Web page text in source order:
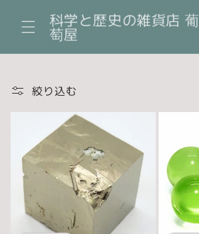
ンツに
進む
科学と歴史の雑貨店 葡
萄屋
絞り込む